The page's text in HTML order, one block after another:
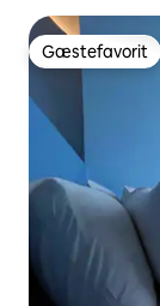
Gæstefavorit
Gæstefavorit